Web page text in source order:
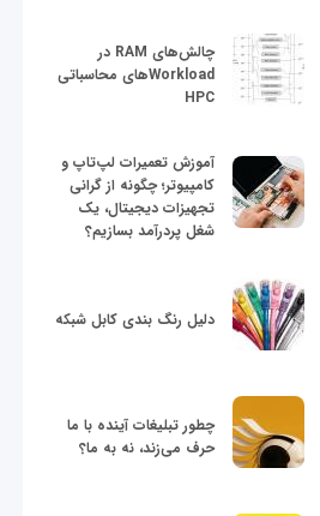
چالش‌های RAM در
Workloadهای محاسباتی
HPC
آموزش تعمیرات لپ‌تاپ و
کامپیوتر؛ چگونه از گرانی
تجهیزات دیجیتال، یک
شغل پردرآمد بسازیم؟
دلیل رنگ بندی کابل شبکه
چطور تبلیغات آینده با ما
حرف می‌زند، نه به ما؟